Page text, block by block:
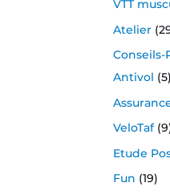
VTT
Atelier
Conseils-
Antivol (5)
VeloTaf
Etude
Fun (19)